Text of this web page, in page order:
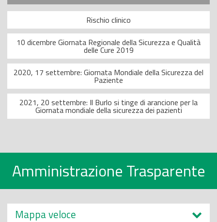
Rischio clinico
10 dicembre Giornata Regionale della Sicurezza e Qualità
delle Cure 2019
2020, 17 settembre: Giornata Mondiale della Sicurezza del
Paziente
2021, 20 settembre: Il Burlo si tinge di arancione per la
Giornata mondiale della sicurezza dei pazienti
Amministrazione Trasparente
Mappa veloce